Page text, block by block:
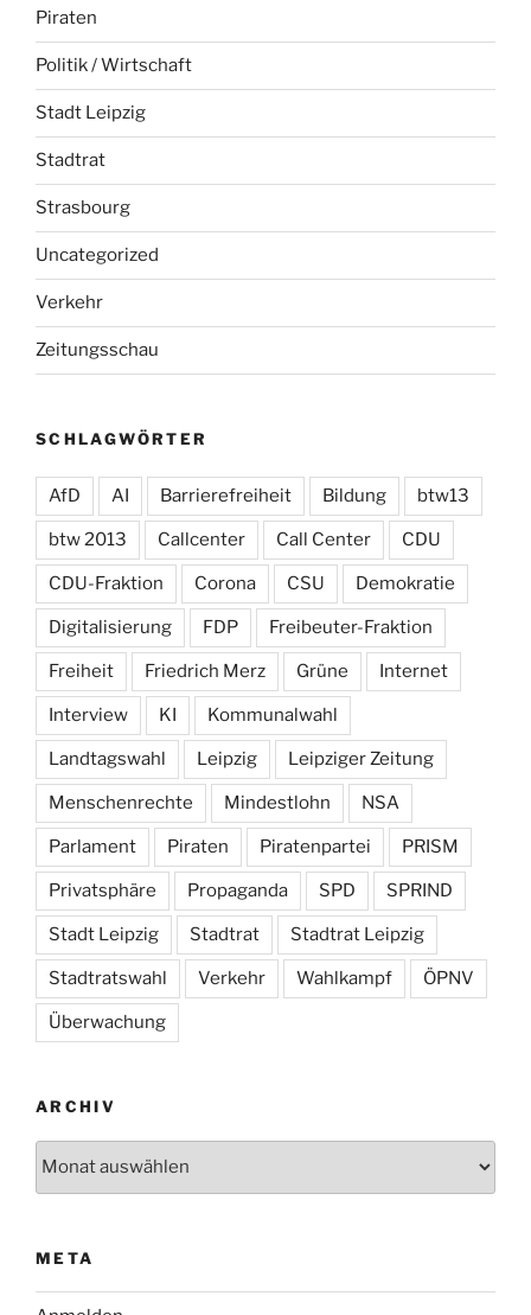
Piraten
Politik / Wirtschaft
Stadt Leipzig
Stadtrat
Strasbourg
Uncategorized
Verkehr
Zeitungsschau
SCHLAGWÖRTER
AfD AI Barrierefreiheit Bildung btw13
btw 2013 Callcenter Call Center CDU
CDU-Fraktion Corona CSU Demokratie
Digitalisierung FDP Freibeuter-Fraktion
Freiheit Friedrich Merz Grüne Internet
Interview KI Kommunalwahl
Landtagswahl Leipzig Leipziger Zeitung
Menschenrechte Mindestlohn NSA
Parlament Piraten Piratenpartei PRISM
Privatsphäre Propaganda SPD SPRIND
Stadt Leipzig Stadtrat Stadtrat Leipzig
Stadtratswahl Verkehr Wahlkampf ÖPNV
Überwachung
ARCHIV
META